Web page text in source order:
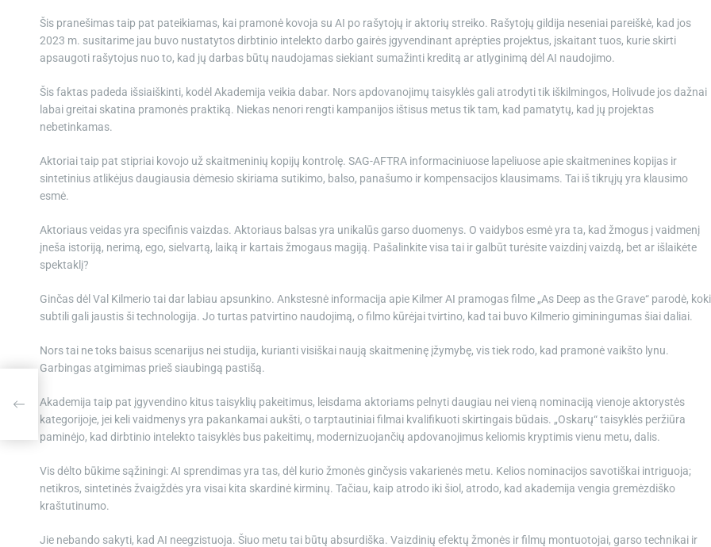
Šis pranešimas taip pat pateikiamas, kai pramonė kovoja su AI po rašytojų ir aktorių streiko. Rašytojų gildija neseniai pareiškė, kad jos
2023 m. susitarime jau buvo nustatytos dirbtinio intelekto darbo gairės įgyvendinant aprėpties projektus, įskaitant tuos, kurie skirti
apsaugoti rašytojus nuo to, kad jų darbas būtų naudojamas siekiant sumažinti kreditą ar atlyginimą dėl AI naudojimo.
Šis faktas padeda išsiaiškinti, kodėl Akademija veikia dabar. Nors apdovanojimų taisyklės gali atrodyti tik iškilmingos, Holivude jos dažnai
labai greitai skatina pramonės praktiką. Niekas nenori rengti kampanijos ištisus metus tik tam, kad pamatytų, kad jų projektas
nebetinkamas.
Aktoriai taip pat stipriai kovojo už skaitmeninių kopijų kontrolę. SAG-AFTRA informaciniuose lapeliuose apie skaitmenines kopijas ir
sintetinius atlikėjus daugiausia dėmesio skiriama sutikimo, balso, panašumo ir kompensacijos klausimams. Tai iš tikrųjų yra klausimo
esmė.
Aktoriaus veidas yra specifinis vaizdas. Aktoriaus balsas yra unikalūs garso duomenys. O vaidybos esmė yra ta, kad žmogus į vaidmenį
įneša istoriją, nerimą, ego, sielvartą, laiką ir kartais žmogaus magiją. Pašalinkite visa tai ir galbūt turėsite vaizdinį vaizdą, bet ar išlaikėte
spektaklį?
Ginčas dėl Val Kilmerio tai dar labiau apsunkino. Ankstesnė informacija apie Kilmer AI pramogas filme „As Deep as the Grave“ parodė,
subtili gali jaustis ši technologija. Jo turtas patvirtino naudojimą, o filmo kūrėjai tvirtino, kad tai buvo Kilmerio giminingumas šiai daliai.
Nors tai ne toks baisus scenarijus nei studija, kurianti visiškai naują skaitmeninę įžymybę, vis tiek rodo, kad pramonė vaikšto lynu.
Garbingas atgimimas prieš siaubingą pastišą.
Akademija taip pat įgyvendino kitus taisyklių pakeitimus, leisdama aktoriams pelnyti daugiau nei vieną nominaciją vienoje aktorystės
kategorijoje, jei keli vaidmenys yra pakankamai aukšti, o tarptautiniai filmai kvalifikuoti skirtingais būdais. „Oskarų“ taisyklės peržiūra
paminėjo, kad dirbtinio intelekto taisyklės bus pakeitimų, modernizuojančių apdovanojimus keliomis kryptimis vienu metu, dalis.
Vis dėlto būkime sąžiningi: AI sprendimas yra tas, dėl kurio žmonės ginčysis vakarienės metu. Kelios nominacijos savotiškai intriguoja;
netikros, sintetinės žvaigždės yra visai kita skardinė kirminų. Tačiau, kaip atrodo iki šiol, atrodo, kad akademija vengia gremėzdiško
kraštutinumo.
Jie nebando sakyti, kad AI neegzistuoja. Šiuo metu tai būtų absurdiška. Vaizdinių efektų žmonės ir filmų montuotojai, garso technikai ir